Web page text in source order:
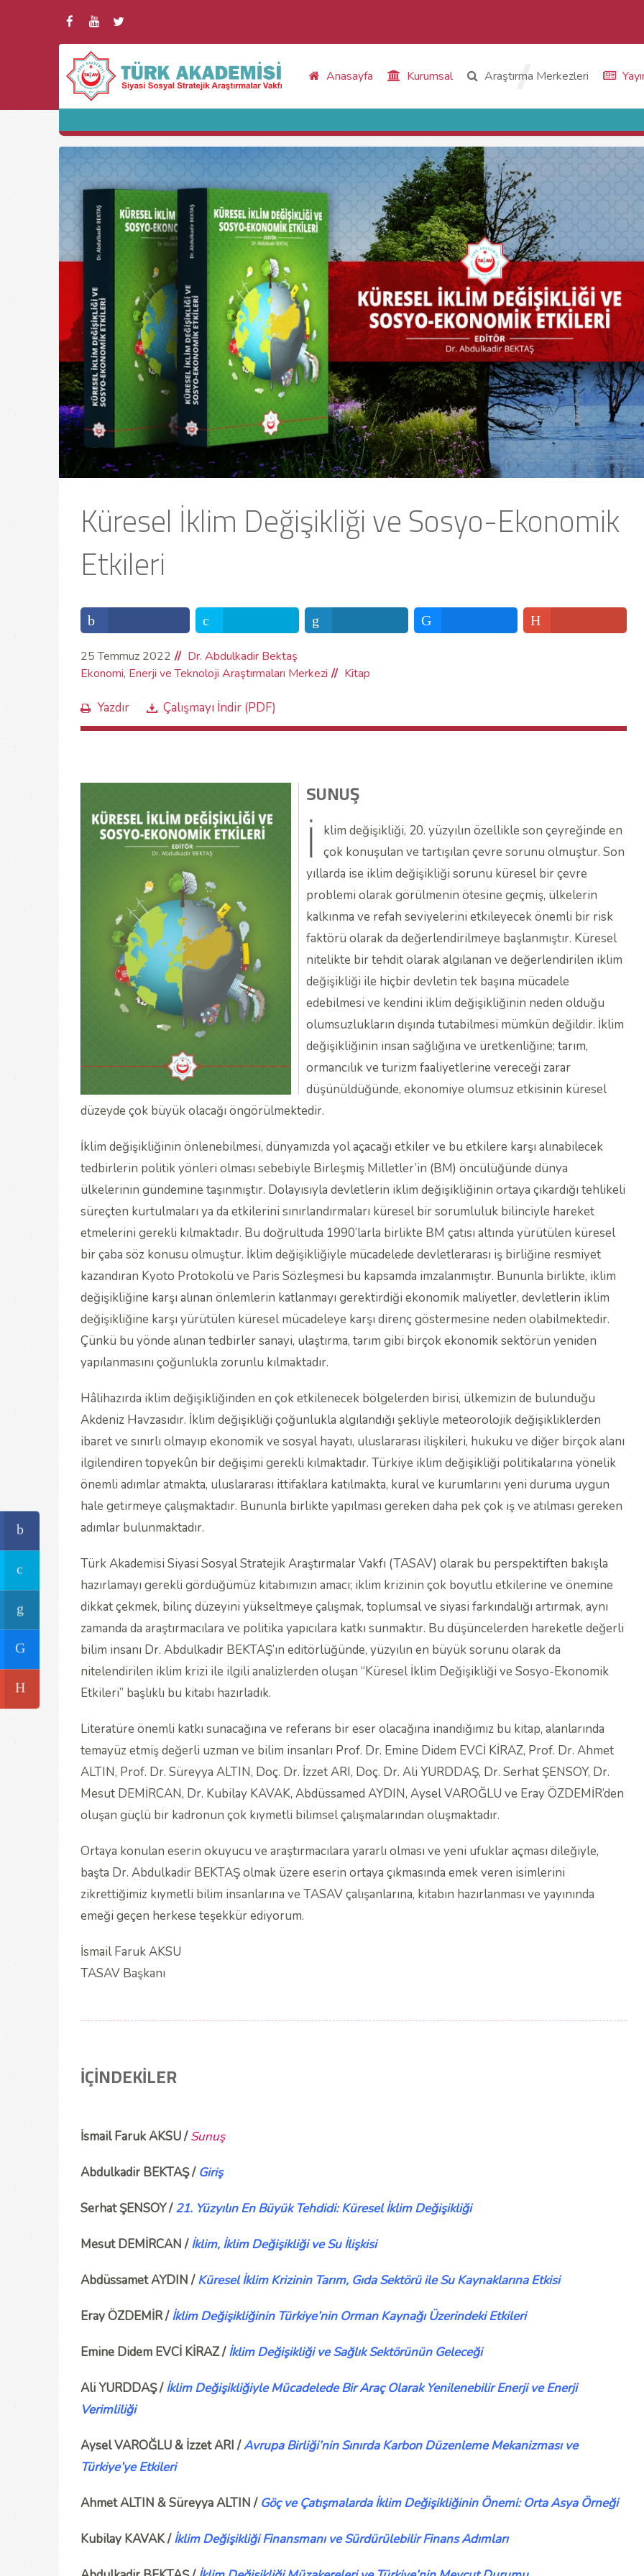
Anasayfa Kurumsal Araştırma Merkezleri
Küresel İklim Değişikliği ve Sosyo-Ekonomik
Etkileri
25 Temmuz 2022
Dr. Abdulkadir Bektaş
Ekonomi, Enerji ve Teknoloji Araştırmaları Merkezi
Kitap
Yazdır Çalışmayı İndir (PDF)
SUNUŞ
İ
klim değişikliği, 20. yüzyılın özellikle son çeyreğinde en
çok konuşulan ve tartışılan çevre sorunu olmuştur. Son
yıllarda ise iklim değişikliği sorunu küresel bir çevre
problemi olarak görülmenin ötesine geçmiş, ülkelerin
kalkınma ve refah seviyelerini etkileyecek önemli bir risk
faktörü olarak da değerlendirilmeye başlanmıştır. Küresel
nitelikte bir tehdit olarak algılanan ve değerlendirilen iklim
değişikliği ile hiçbir devletin tek başına mücadele
edebilmesi ve kendini iklim değişikliğinin neden olduğu
olumsuzlukların dışında tutabilmesi mümkün değildir. İklim
değişikliğinin insan sağlığına ve üretkenliğine; tarım,
ormancılık ve turizm faaliyetlerine vereceği zarar
düşünüldüğünde, ekonomiye olumsuz etkisinin küresel
düzeyde çok büyük olacağı öngörülmektedir.
İklim değişikliğinin önlenebilmesi, dünyamızda yol açacağı etkiler ve bu etkilere karşı alınabilecek
tedbirlerin politik yönleri olması sebebiyle Birleşmiş Milletler’in (BM) öncülüğünde dünya
ülkelerinin gündemine taşınmıştır. Dolayısıyla devletlerin iklim değişikliğinin ortaya çıkardığı tehlikeli
süreçten kurtulmaları ya da etkilerini sınırlandırmaları küresel bir sorumluluk bilinciyle hareket
etmelerini gerekli kılmaktadır. Bu doğrultuda 1990’larla birlikte BM çatısı altında yürütülen küresel
bir çaba söz konusu olmuştur. İklim değişikliğiyle mücadelede devletlerarası iş birliğine resmiyet
kazandıran Kyoto Protokolü ve Paris Sözleşmesi bu kapsamda imzalanmıştır. Bununla birlikte, iklim
değişikliğine karşı alınan önlemlerin katlanmayı gerektirdiği ekonomik maliyetler, devletlerin iklim
değişikliğine karşı yürütülen küresel mücadeleye karşı direnç göstermesine neden olabilmektedir.
Çünkü bu yönde alınan tedbirler sanayi, ulaştırma, tarım gibi birçok ekonomik sektörün yeniden
yapılanmasını çoğunlukla zorunlu kılmaktadır.
Hâlihazırda iklim değişikliğinden en çok etkilenecek bölgelerden birisi, ülkemizin de bulunduğu
Akdeniz Havzasıdır. İklim değişikliği çoğunlukla algılandığı şekliyle meteorolojik değişikliklerden
ibaret ve sınırlı olmayıp ekonomik ve sosyal hayatı, uluslararası ilişkileri, hukuku ve diğer birçok alanı
ilgilendiren topyekûn bir değişimi gerekli kılmaktadır. Türkiye iklim değişikliği politikalarına yönelik
önemli adımlar atmakta, uluslararası ittifaklara katılmakta, kural ve kurumlarını yeni duruma uygun
hale getirmeye çalışmaktadır. Bununla birlikte yapılması gereken daha pek çok iş ve atılması gereken
adımlar bulunmaktadır.
Türk Akademisi Siyasi Sosyal Stratejik Araştırmalar Vakfı (TASAV) olarak bu perspektiften bakışla
hazırlamayı gerekli gördüğümüz kitabımızın amacı; iklim krizinin çok boyutlu etkilerine ve önemine
dikkat çekmek, bilinç düzeyini yükseltmeye çalışmak, toplumsal ve siyasi farkındalığı artırmak, aynı
zamanda da araştırmacılara ve politika yapıcılara katkı sunmaktır. Bu düşüncelerden hareketle değerli
bilim insanı Dr. Abdulkadir BEKTAŞ’ın editörlüğünde, yüzyılın en büyük sorunu olarak da
nitelendirilen iklim krizi ile ilgili analizlerden oluşan “Küresel İklim Değişikliği ve Sosyo-Ekonomik
Etkileri” başlıklı bu kitabı hazırladık.
Literatüre önemli katkı sunacağına ve referans bir eser olacağına inandığımız bu kitap, alanlarında
temayüz etmiş değerli uzman ve bilim insanları Prof. Dr. Emine Didem EVCİ KİRAZ, Prof. Dr. Ahmet
ALTIN, Prof. Dr. Süreyya ALTIN, Doç. Dr. İzzet ARI, Doç. Dr. Ali YURDDAŞ, Dr. Serhat ŞENSOY, Dr.
Mesut DEMİRCAN, Dr. Kubilay KAVAK, Abdüssamed AYDIN, Aysel VAROĞLU ve Eray ÖZDEMİR’den
oluşan güçlü bir kadronun çok kıymetli bilimsel çalışmalarından oluşmaktadır.
Ortaya konulan eserin okuyucu ve araştırmacılara yararlı olması ve yeni ufuklar açması dileğiyle,
başta Dr. Abdulkadir BEKTAŞ olmak üzere eserin ortaya çıkmasında emek veren isimlerini
zikrettiğimiz kıymetli bilim insanlarına ve TASAV çalışanlarına, kitabın hazırlanması ve yayınında
emeği geçen herkese teşekkür ediyorum.
İsmail Faruk AKSU
TASAV Başkanı
İÇİNDEKİLER
İsmail Faruk AKSU /Sunuş
Abdulkadir BEKTAŞ / Giriş
Serhat ŞENSOY /21. Yüzyılın En Büyük Tehdidi: Küresel İklim Değişikliği
Mesut DEMİRCAN /İklim, İklim Değişikliği ve Su İlişkisi
Abdüssamet AYDIN /Küresel İklim Krizinin Tarım, Gıda Sektörü ile Su Kaynaklarına Etkisi
Eray ÖZDEMİR /İklim Değişikliğinin Türkiye’nin Orman Kaynağı Üzerindeki Etkileri
Emine Didem EVCİ KİRAZ /İklim Değişikliği ve Sağlık Sektörünün Geleceği
Ali YURDDAŞ /İklim Değişikliğiyle Mücadelede Bir Araç Olarak Yenilenebilir Enerji ve Enerji
Verimliliği
Aysel VAROĞLU & İzzet ARI /Avrupa Birliği’nin Sınırda Karbon Düzenleme Mekanizması ve
Türkiye’ye Etkileri
Ahmet ALTIN & Süreyya ALTIN / Göç ve Çatışmalarda İklim Değişikliğinin Önemi: Orta Asya Örneği
Kubilay KAVAK /İklim Değişikliği Finansmanı ve Sürdürülebilir Finans Adımları